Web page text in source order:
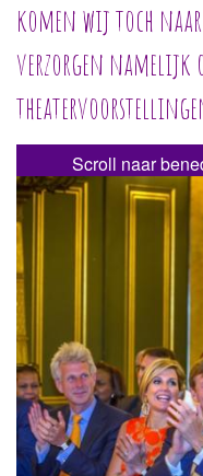
komen wij toch
verzorgen namelijk
Scroll naar